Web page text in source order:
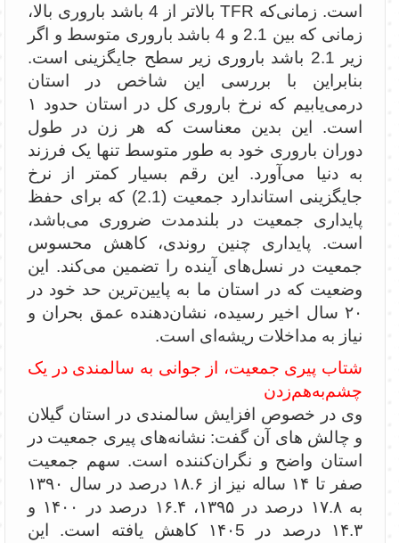
است. زمانی‌که TFR بالاتر از 4 باشد باروری بالا،
زمانی که بین 2.1 و 4 باشد باروری متوسط و اگر
زیر 2.1 باشد باروری زیر سطح جایگزینی است.
بنابراین با بررسی این شاخص در استان
درمی‌یابیم که نرخ باروری کل در استان حدود ۱
است. این بدین معناست که هر زن در طول
دوران باروری خود به طور متوسط تنها یک فرزند
به دنیا می‌آورد. این رقم بسیار کمتر از نرخ
جایگزینی استاندارد جمعیت (2.1) که برای حفظ
پایداری جمعیت در بلندمدت ضروری می‌باشد،
است. پایداری چنین روندی، کاهش محسوس
جمعیت در نسل‌های آینده را تضمین می‌کند. این
وضعیت که در استان ما به پایین‌ترین حد خود در
۲۰ سال اخیر رسیده، نشان‌دهنده عمق بحران و
نیاز به مداخلات ریشه‌ای است.
شتاب پیری جمعیت، از جوانی به سالمندی در یک
چشم‌به‌هم‌زدن
وی در خصوص افزایش سالمندی در استان گیلان
و چالش های آن گفت: نشانه‌های پیری جمعیت در
استان واضح و نگران‌کننده است. سهم جمعیت
صفر تا ۱۴ ساله نیز از ۱۸.۶ درصد در سال ۱۳۹۰
به ۱۷.۸ درصد در ۱۳۹۵، ۱۶.۴ درصد در ۱۴۰۰ و
۱۴.۳ درصد در ۱۴۰5 کاهش یافته است. این